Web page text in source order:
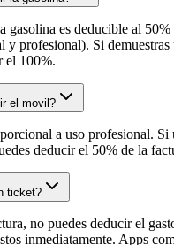
gasolina es deducible al
y profesional). Si
el 100%.
el movil?
a uso profesional. Si
deducir el 50% de la
ticket?
no puedes deducir el
inmediatamente. Apps